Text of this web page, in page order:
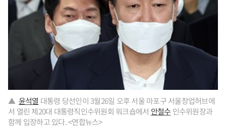
▲ 윤석열 대통령 당선인이 3월26일 오후 서울 마포구 서울창업허브에
서 열린 제20대 대통령직인수위원회 워크숍에서 안철수 인수위원장과
함께 입장하고 있다. <연합뉴스>